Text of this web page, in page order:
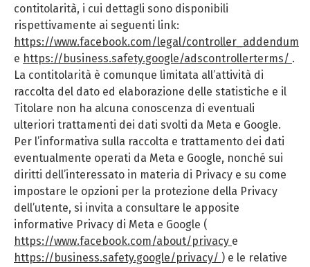
contitolarità, i cui dettagli sono disponibili
rispettivamente ai seguenti link:
https://www.facebook.com/legal/controller_addendum
e https://business.safety.google/adscontrollerterms/ .
La contitolarità è comunque limitata all’attività di
raccolta del dato ed elaborazione delle statistiche e il
Titolare non ha alcuna conoscenza di eventuali
ulteriori trattamenti dei dati svolti da Meta e Google.
Per l’informativa sulla raccolta e trattamento dei dati
eventualmente operati da Meta e Google, nonché sui
diritti dell’interessato in materia di Privacy e su come
impostare le opzioni per la protezione della Privacy
dell’utente, si invita a consultare le apposite
informative Privacy di Meta e Google (
https://www.facebook.com/about/privacy e
https://business.safety.google/privacy/ ) e le relative